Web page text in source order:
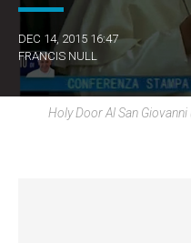
DEC 14, 2015 16:47
FRANCIS NULL
Holy Door Al San